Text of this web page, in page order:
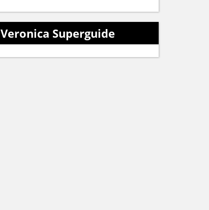
Veronica Superguide